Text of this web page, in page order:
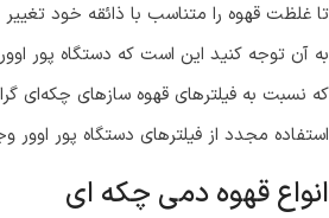
تا غلظت قهوه را متناسب با ذائقه خود
به آن توجه کنید این است که دستگاه پور
که نسبت به فیلترهای قهوه‌ سازهای چکه‌ای
استفاده مجدد از فیلترهای دستگاه پور اوور
انواع قهوه دمی چکه ای